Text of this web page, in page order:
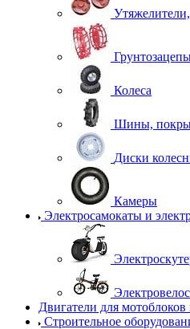
Колеса
Шины,
Диски
Камеры
Электросамокаты и
Двигатели для мотоблоков
Строительное